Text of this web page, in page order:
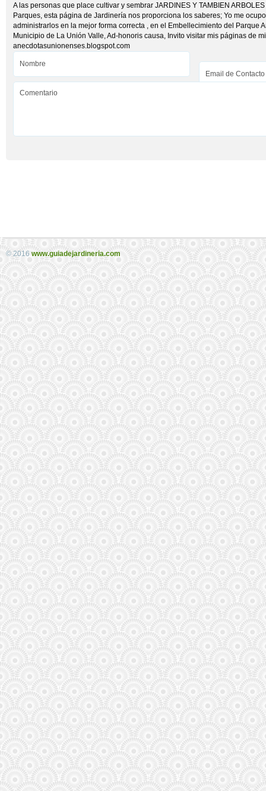
A las personas que place cultivar y sembrar JARDINES Y TAMBIEN
Parques, esta página de Jardinería nos proporciona los saberes; Yo me
administrarlos en la mejor forma correcta , en el Embellecimiento del Parque
Municipio de La Unión Valle, Ad-honoris causa, Invito visitar mis páginas de
anecdotasunionenses.blogspot.com
© 2016 www.guiadejardineria.com